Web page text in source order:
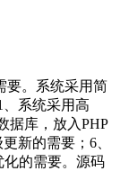
要。系统采用简
系统采用高
据库，放入PHP
新的需要；6、
化的需要。源码